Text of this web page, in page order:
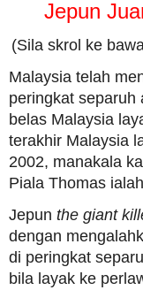
Jepun
(Sila skrol ke
Malaysia telah
peringkat separuh
belas Malaysia
terakhir Malaysia
2002, manakala
Piala Thomas
Jepun the giant
dengan
di peringkat
bila layak ke